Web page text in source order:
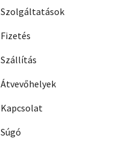
Szolgáltatások
Fizetés
Szállítás
Átvevőhelyek
Kapcsolat
Súgó